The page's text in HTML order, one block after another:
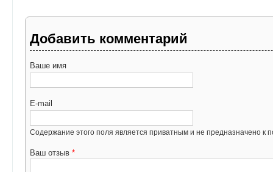
Добавить комментарий
Ваше имя
E-mail
Содержание этого поля является приватным и не предназначено к
Ваш отзыв *